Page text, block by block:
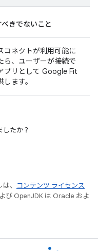
べきでないこと
コネクトが利用可能に
ら、ユーザーが接続で
プリとして Google Fit
します。
したか？
、
コンテンツ ライセンス
び OpenJDK は Oracle およ